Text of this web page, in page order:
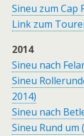
Sineu zum Cap
Link zum
2014
Sineu nach
Sineu
2014)
Sineu nach
Sineu Rund um